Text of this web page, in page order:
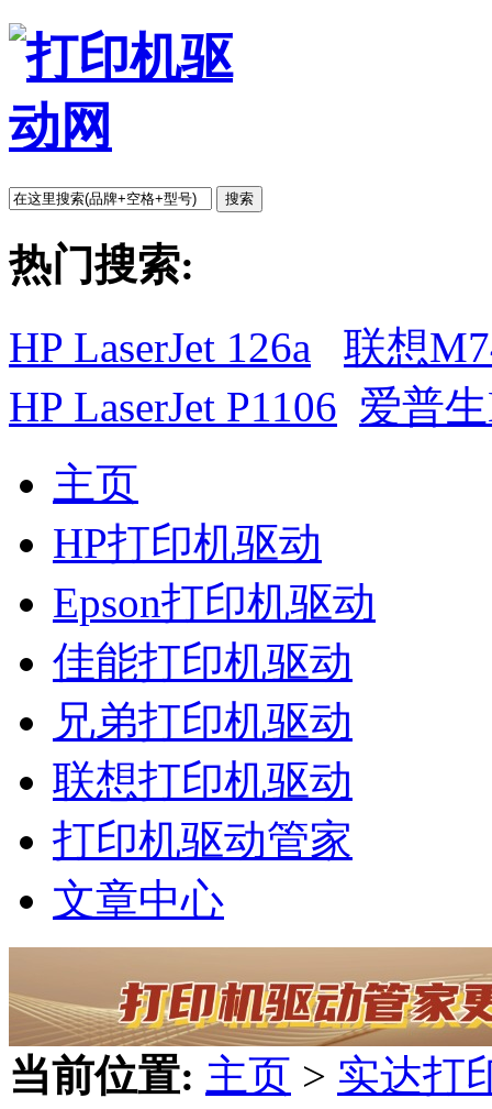
搜索
热门搜索:
HP LaserJet 126a
联想
HP LaserJet P1106 爱普
主页
HP打印机驱动
Epson打印机驱动
佳能打印机驱动
兄弟打印机驱动
联想打印机驱动
打印机驱动管家
文章中心
当前位置: 主页 > 实达打